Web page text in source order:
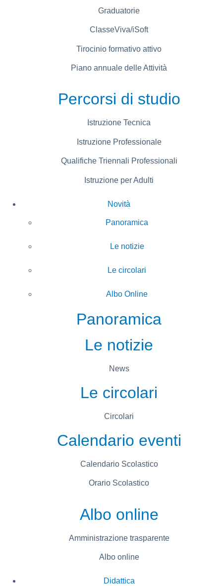
Graduatorie
ClasseViva/iSoft
Tirocinio formativo attivo
Piano annuale delle Attività
Percorsi di studio
Istruzione Tecnica
Istruzione Professionale
Qualifiche Triennali Professionali
Istruzione per Adulti
Novità
Panoramica
Le notizie
Le circolari
Albo Online
Panoramica
Le notizie
News
Le circolari
Circolari
Calendario eventi
Calendario Scolastico
Orario Scolastico
Albo online
Amministrazione trasparente
Albo online
Didattica